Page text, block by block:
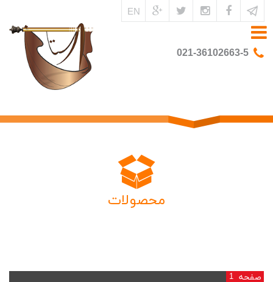
EN
021-36102663-5
محصولات
صفحه 1